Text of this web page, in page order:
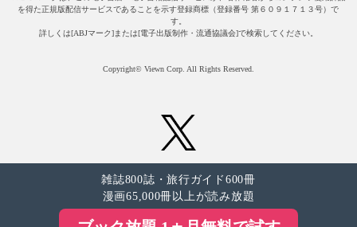
を得た正規版配信サービスであることを示す登録商標（登録番号 第６０９１７１３号）で
す。
詳しくは[ABJマーク]または[電子出版制作・流通協議会]で検索してください。
Copyright© Viewn Corp. All Rights Reserved.
雑誌800誌・旅行ガイド600冊
漫画65,000冊以上が読み放題